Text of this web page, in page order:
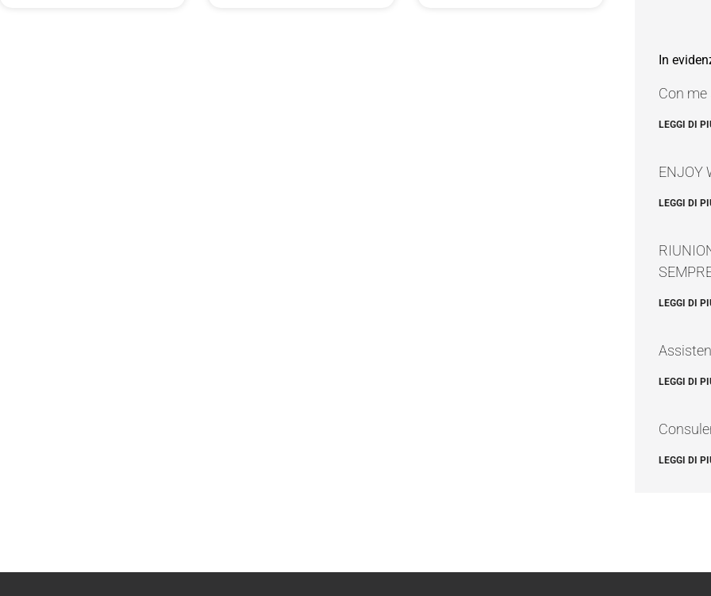
In
Con me
LEGGI DI
ENJOY
LEGGI DI
LEGGI DI
LEGGI DI
LEGGI DI